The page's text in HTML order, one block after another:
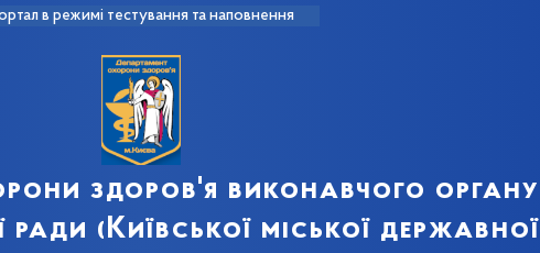
в режимі тестування та наповнення
здоров'я виконавчого органу
ради (Київської міської державної